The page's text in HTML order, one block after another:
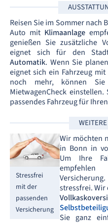
Reisen Sie im Sommer nach
Auto mit Klimaanlage
genießen Sie zusätzliche
eignet sich für den
Automatik. Wenn Sie
eignet sich ein Fahrzeug mit
noch mehr, können
MietwagenCheck
passendes Fahrzeug für
Stressfrei
mit der
passenden
Versicherung
Wir möchten
in Bonn in
Um Ihre
stressfrei. Wir
Sie ganz